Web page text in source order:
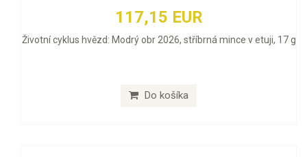
117,15 EUR
Životní cyklus hvězd: Modrý obr 2026, stříbrná mince v etuji, 17 g
Do košíka